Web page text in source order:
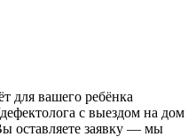
для вашего ребёнка
с выездом на дом
оставляете заявку — мы